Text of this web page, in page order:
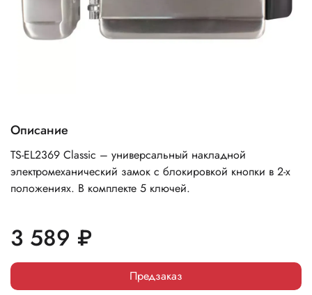
Описание
TS-EL2369 Classic – универсальный накладной
электромеханический замок с блокировкой кнопки в 2-х
положениях. В комплекте 5 ключей.
3 589 ₽
Предзаказ